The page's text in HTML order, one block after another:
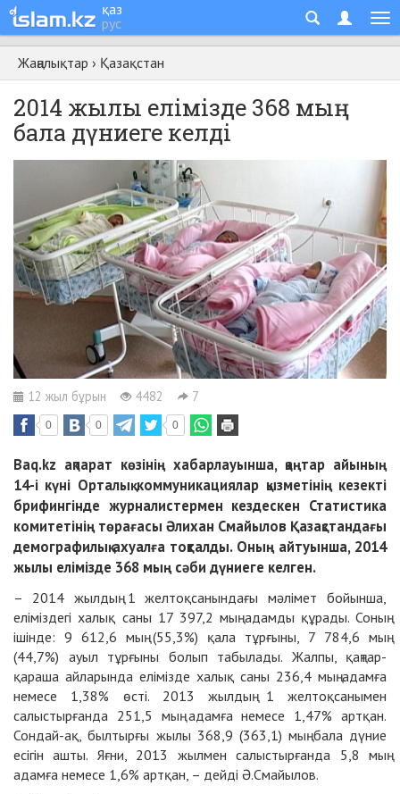
қаз
рус
Жаңалықтар › Қазақстан
2014 жылы елімізде 368 мың
бала дүниеге келді
12 жыл бұрын 4482 7
0 0 0
Baq.kz ақпарат көзінің хабарлауынша, қаңтар айының
14-і күні Орталық коммуникациялар қызметінің кезекті
брифингінде журналистермен кездескен Статистика
комитетінің төрағасы Әлихан Смайылов Қазақстандағы
демографилық ахуалға тоқталды. Оның айтуынша, 2014
жылы елімізде 368 мың сәби дүниеге келген.
– 2014 жылдың 1 желтоқсанындағы мәлімет бойынша,
еліміздегі халық саны 17 397,2 мың адамды құрады. Соның
ішінде: 9 612,6 мың (55,3%) қала тұрғыны, 7 784,6 мың
(44,7%) ауыл тұрғыны болып табылады. Жалпы, қаңтар-
қараша айларында елімізде халық саны 236,4 мың адамға
немесе 1,38% өсті. 2013 жылдың 1 желтоқсанымен
салыстырғанда 251,5 мың адамға немесе 1,47% артқан.
Сондай-ақ, былтырғы жылы 368,9 (363,1) мың бала дүние
есігін ашты. Яғни, 2013 жылмен салыстырғанда 5,8 мың
адамға немесе 1,6% артқан, – дейді Ә.Смайылов.